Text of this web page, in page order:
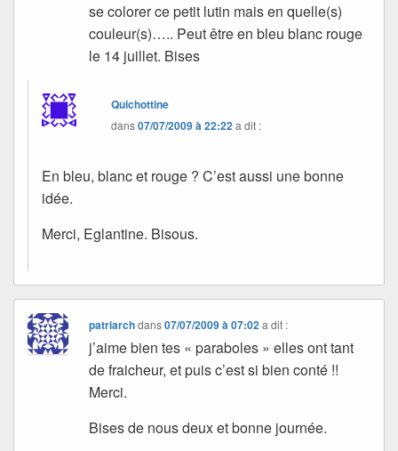
se colorer ce petit lutin mais en quelle(s)
couleur(s)….. Peut être en bleu blanc rouge
le 14 juillet. Bises
Quichottine
dans07/07/2009 à 22:22a dit :
En bleu, blanc et rouge ? C’est aussi une bonne
idée.
Merci, Eglantine. Bisous.
patriarchdans07/07/2009 à 07:02 a dit :
j’aime bien tes « paraboles » elles ont tant
de fraicheur, et puis c’est si bien conté !!
Merci.
Bises de nous deux et bonne journée.